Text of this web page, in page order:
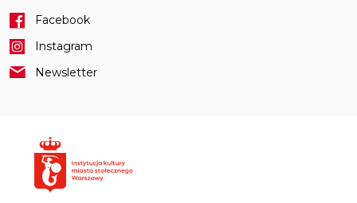
Facebook
Instagram
Newsletter